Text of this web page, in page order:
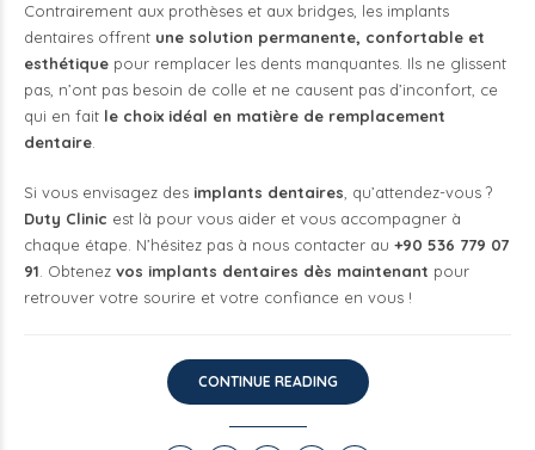
Contrairement aux prothèses et aux bridges, les implants
dentaires offrent une solution permanente, confortable et
esthétique pour remplacer les dents manquantes. Ils ne glissent
pas, n’ont pas besoin de colle et ne causent pas d’inconfort, ce
qui en fait le choix idéal en matière de remplacement
dentaire
Si vous envisagez des implants dentaires , qu’attendez-vous ?
Duty Clinic est là pour vous aider et vous accompagner à
chaque étape. N’hésitez pas à nous contacter au +90 536 779 07
91 . Obtenez vos implants dentaires dès maintenant pour
retrouver votre sourire et votre confiance en vous !
CONTINUE READING